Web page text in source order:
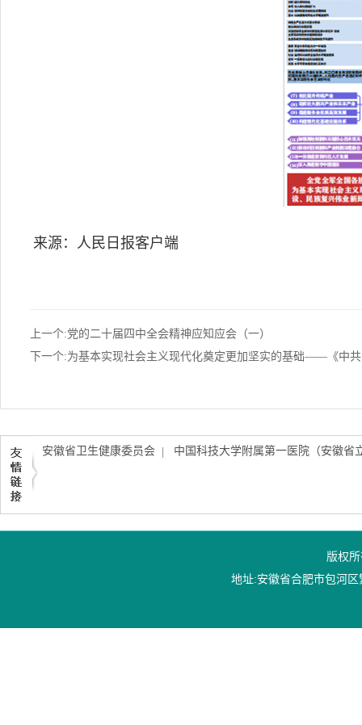
来源：人民日报客户端
上一个:党的二十届四中全会精神应知应会（一）
安徽省卫生健康委员会 中国科技大学附属第一医院（安徽省
版权
地址:安徽省合肥市包河